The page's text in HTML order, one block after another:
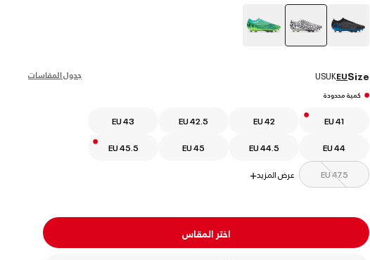
جدول المقاسات Size
EU
UK
US
كمية محدودة
EU 41
EU 42
EU 42.5
EU 43
EU 44
EU 44.5
EU 45
EU 45.5
EU 47.5 عرض المزيد+
اختر المقاس